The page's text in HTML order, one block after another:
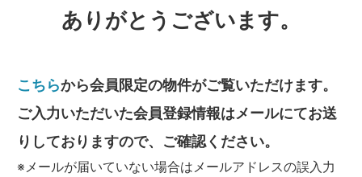
建てたい方へ
イベント情報
会社紹介
ありがとうございます。
こちらから会員限定の物件がご覧いただけます。
ご入力いただいた会員登録情報はメールにてお送
りしておりますので、ご確認ください。
※メールが届いていない場合はメールアドレスの誤入力